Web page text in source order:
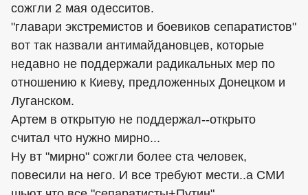
сожгли 2 мая одесситов.
"главари экстремистов и боевиков сепаратистов"
вот так назвали антимайдановцев, которые
недавно не поддержали радикальных мер по
отношению к Киеву, предложенных Донецком и
Луганском.
Артем в открытую не поддержал--открыто
считал что нужно мирно...
Ну вт "мирно" сожгли более ста человек,
повесили на него. И все требуют мести..а СМИ